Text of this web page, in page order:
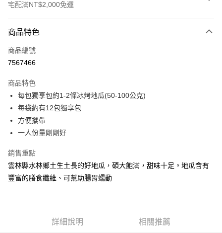
宅配滿NT$2,000免運
信用卡一次付款
LINE Pay
街口支付
悠遊付
ATM付款
運送方式
冷凍宅配
每筆NT$200，滿NT$2,000(含以上)免運費
商品特色
商品編號
7567466
商品特色
每包獨享包約1-2條冰烤地瓜(50-100公克)
每袋約有12包獨享包
方便攜帶
一人份量剛剛好
銷售重點
雲林縣水林鄉土生土長的好地瓜，碩大飽滿，甜味十足。地瓜含有
豐富的膳食纖維、可幫助腸胃蠕動
詳細說明 相關推薦